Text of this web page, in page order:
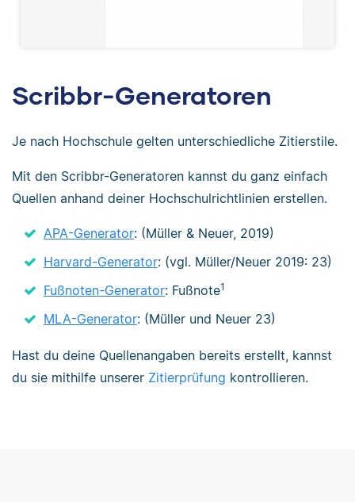
Scribbr-Generatoren
Je nach Hochschule gelten unterschiedliche Zitierstile.
Mit den Scribbr-Generatoren kannst du ganz einfach
Quellen anhand deiner Hochschulrichtlinien erstellen.
APA-Generator: (Müller & Neuer, 2019)
Harvard-Generator: (vgl. Müller/Neuer 2019: 23)
Fußnoten-Generator: Fußnote1
MLA-Generator: (Müller und Neuer 23)
Hast du deine Quellenangaben bereits erstellt, kannst
du sie mithilfe unserer Zitierprüfung kontrollieren.